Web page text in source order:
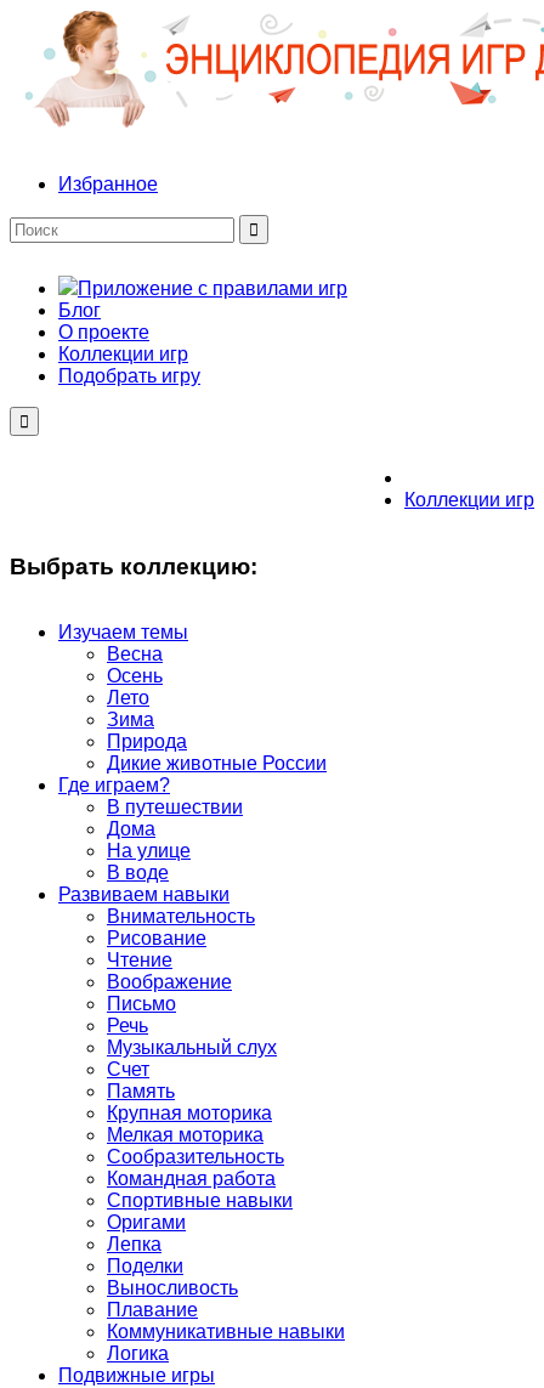
Избранное
Приложение с правилами игр
Блог
О проекте
Коллекции игр
Подобрать игру
Коллекции игр
Выбрать коллекцию:
Изучаем темы
Весна
Осень
Лето
Зима
Природа
Дикие животные России
Где играем?
В путешествии
Дома
На улице
В воде
Развиваем навыки
Внимательность
Рисование
Чтение
Воображение
Письмо
Речь
Музыкальный слух
Счет
Память
Крупная моторика
Мелкая моторика
Сообразительность
Командная работа
Спортивные навыки
Оригами
Лепка
Поделки
Выносливость
Плавание
Коммуникативные навыки
Логика
Подвижные игры